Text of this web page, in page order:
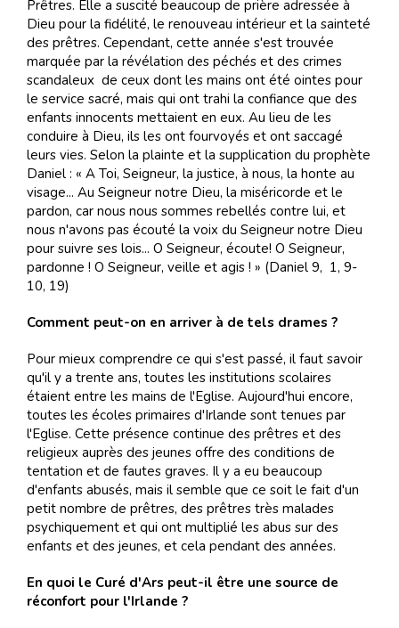
Prêtres. Elle a suscité beaucoup de prière adressée à
Dieu pour la fidélité, le renouveau intérieur et la sainteté
des prêtres. Cependant, cette année s'est trouvée
marquée par la révélation des péchés et des crimes
scandaleux de ceux dont les mains ont été ointes pour
le service sacré, mais qui ont trahi la confiance que des
enfants innocents mettaient en eux. Au lieu de les
conduire à Dieu, ils les ont fourvoyés et ont saccagé
leurs vies. Selon la plainte et la supplication du prophète
Daniel : « A Toi, Seigneur, la justice, à nous, la honte au
visage... Au Seigneur notre Dieu, la miséricorde et le
pardon, car nous nous sommes rebellés contre lui, et
nous n'avons pas écouté la voix du Seigneur notre Dieu
pour suivre ses lois... O Seigneur, écoute! O Seigneur,
pardonne ! O Seigneur, veille et agis ! » (Daniel 9, 1, 9-
10, 19)
Comment peut-on en arriver à de tels drames ?
Pour mieux comprendre ce qui s'est passé, il faut savoir
qu'il y a trente ans, toutes les institutions scolaires
étaient entre les mains de l'Eglise. Aujourd'hui encore,
toutes les écoles primaires d'Irlande sont tenues par
l'Eglise. Cette présence continue des prêtres et des
religieux auprès des jeunes offre des conditions de
tentation et de fautes graves. Il y a eu beaucoup
d'enfants abusés, mais il semble que ce soit le fait d'un
petit nombre de prêtres, des prêtres très malades
psychiquement et qui ont multiplié les abus sur des
enfants et des jeunes, et cela pendant des années.
En quoi le Curé d'Ars peut-il être une source de
réconfort pour l'Irlande ?